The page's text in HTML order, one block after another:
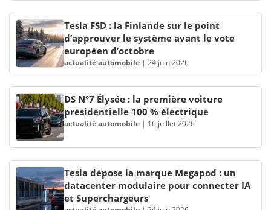
Tesla FSD : la Finlande sur le point
d’approuver le système avant le vote
européen d’octobre
actualité automobile | 24 juin 2026
DS N°7 Élysée : la première voiture
présidentielle 100 % électrique
actualité automobile | 16 juillet 2026
Tesla dépose la marque Megapod : un
datacenter modulaire pour connecter IA
et Superchargeurs